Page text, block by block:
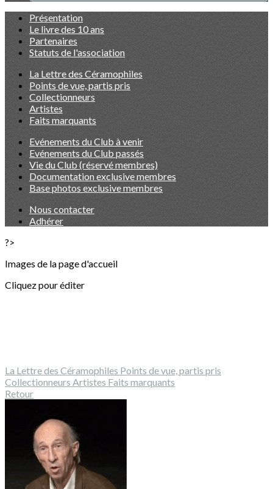
Présentation
Le livre des 10 ans
Partenaires
Statuts de l'association
La Lettre des Céramophiles
Points de vue, partis pris
Collectionneurs
Artistes
Faits marquants
Evénements du Club à venir
Evénements du Club passés
Vie du Club (réservé membres)
Documentation exclusive membres
Base photos exclusive membres
Nous contacter
Adhérer
?>
Images de la page d'accueil
Cliquez pour éditer
La Lettre des Céramophiles Points de vue, partis pris
Collectionneurs Artistes Faits marquants
Retour